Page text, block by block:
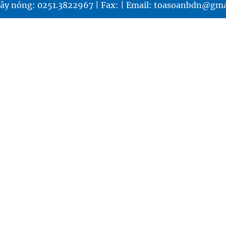
nóng: 0251.3822967 | Fax: | Email: